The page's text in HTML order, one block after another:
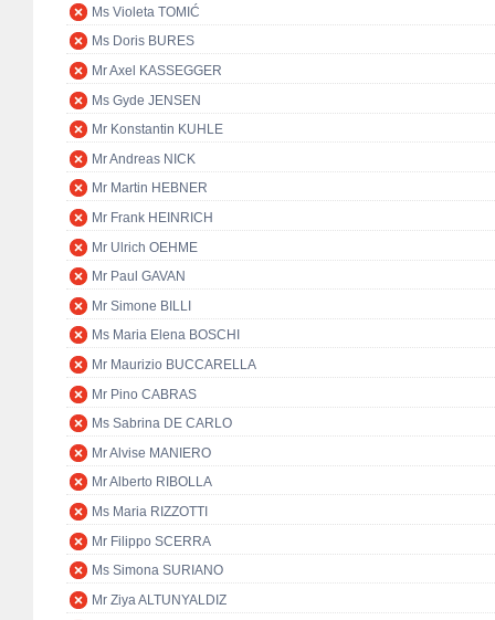
Ms Violeta TOMIĆ
Ms Doris BURES
Mr Axel KASSEGGER
Ms Gyde JENSEN
Mr Konstantin KUHLE
Mr Andreas NICK
Mr Martin HEBNER
Mr Frank HEINRICH
Mr Ulrich OEHME
Mr Paul GAVAN
Mr Simone BILLI
Ms Maria Elena BOSCHI
Mr Maurizio BUCCARELLA
Mr Pino CABRAS
Ms Sabrina DE CARLO
Mr Alvise MANIERO
Mr Alberto RIBOLLA
Ms Maria RIZZOTTI
Mr Filippo SCERRA
Ms Simona SURIANO
Mr Ziya ALTUNYALDIZ